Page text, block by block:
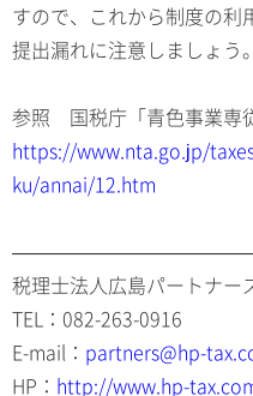
すので、これから制度の利
提出漏れに注意しましょう。
参照 国税庁「青色事業専
https://www.nta.go.jp/
ku/annai/12.htm
税理士法人広島パートナー
TEL： 082-263-0916
E-mail： partners@hp-
HP： http://www.hp-